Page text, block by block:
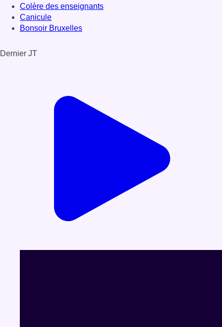
Colère des enseignants
Canicule
Bonsoir Bruxelles
Dernier JT